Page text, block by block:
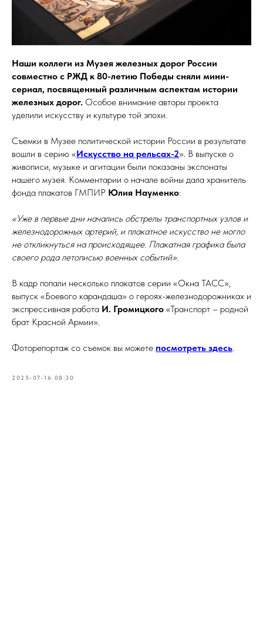
Наши коллеги из Музея железных дорог России
совместно с РЖД к 80-летию Победы сняли мини-
сериал, посвященный различным аспектам истории
железных дорог. Особое внимание авторы проекта
уделили искусству и культуре той эпохи.
Съемки в Музее политической истории России в результате
вошли в серию «Искусство на рельсах-2». В выпуске о
живописи, музыке и агитации были показаны экспонаты
нашего музея. Комментарии о начале войны дала хранитель
фонда плакатов ГМПИР Юлия Науменко:
«Уже в первые дни начались обстрелы транспортных узлов и
железнодорожных артерий, и плакатное искусство не могло
не откликнуться на происходящее. Плакатная графика была
своего рода летописью военных событий».
В кадр попали несколько плакатов серии «Окна ТАСС»,
выпуск «Боевого карандаша» о героях-железнодорожниках и
экспрессивная работа И. Громицкого «Транспорт – родной
брат Красной Армии».
Фоторепортаж со съемок вы можете посмотреть здесь
2025-07-16 08:30